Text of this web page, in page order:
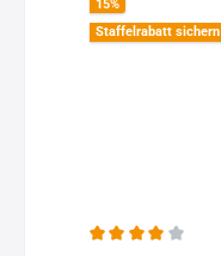
15%
Staffelrabatt sichern